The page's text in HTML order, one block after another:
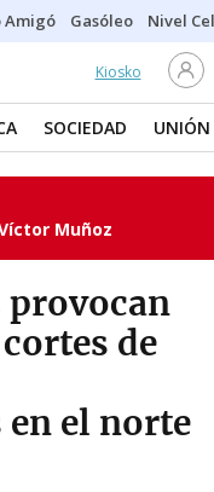
Amigó Gasóleo Nivel
Kiosko
SOCIEDAD UNIÓN
Muñoz
provocan
de
el norte